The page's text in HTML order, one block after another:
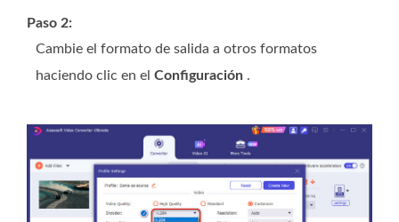
Paso 2:
Cambie el formato de salida a otros formatos
haciendo clic en el Configuración .